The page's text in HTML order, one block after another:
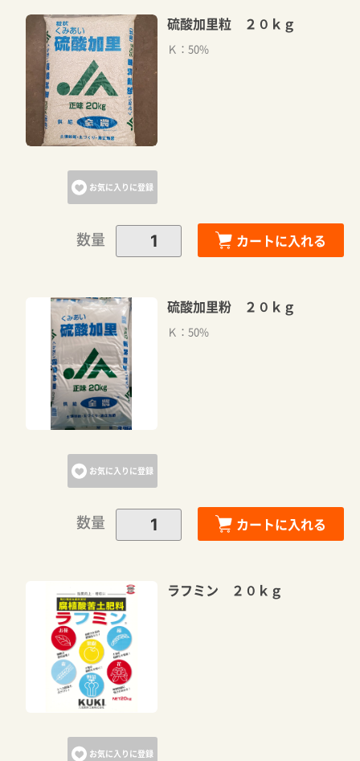
お気に入りに登録
硫酸加里粒 ２０ｋｇ
Ｋ：50%
数量 カートに入れる
お気に入りに登録
硫酸加里粉 ２０ｋｇ
Ｋ：50%
数量 カートに入れる
お気に入りに登録
ラフミン ２０ｋｇ